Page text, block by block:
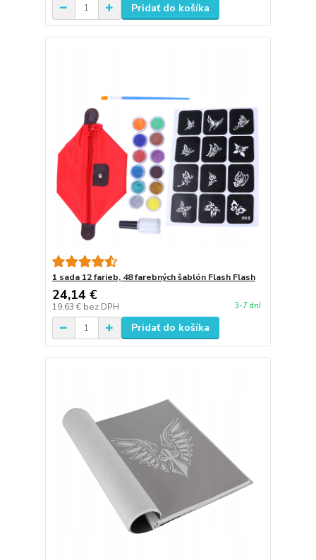
Pridať do košíka
1 sada 12 farieb, 48 farebných šablón Flash Flash
24,14 €
19,63 € bez DPH 3-7 dní
Pridať do košíka